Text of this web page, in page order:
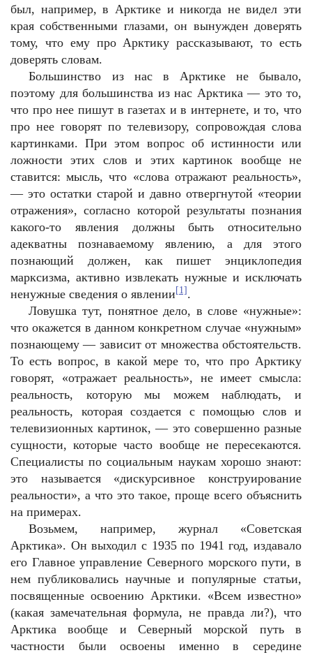
был, например, в Арктике и никогда не видел эти
края собственными глазами, он вынужден доверять
тому, что ему про Арктику рассказывают, то есть
доверять словам.
Большинство из нас в Арктике не бывало,
поэтому для большинства из нас Арктика — это то,
что про нее пишут в газетах и в интернете, и то, что
про нее говорят по телевизору, сопровождая слова
картинками. При этом вопрос об истинности или
ложности этих слов и этих картинок вообще не
ставится: мысль, что «слова отражают реальность»,
— это остатки старой и давно отвергнутой «теории
отражения», согласно которой результаты познания
какого-то явления должны быть относительно
адекватны познаваемому явлению, а для этого
познающий должен, как пишет энциклопедия
марксизма, активно извлекать нужные и исключать
ненужные сведения о явлении [1] .
Ловушка тут, понятное дело, в слове «нужные»:
что окажется в данном конкретном случае «нужным»
познающему — зависит от множества обстоятельств.
То есть вопрос, в какой мере то, что про Арктику
говорят, «отражает реальность», не имеет смысла:
реальность, которую мы можем наблюдать, и
реальность, которая создается с помощью слов и
телевизионных картинок, — это совершенно разные
сущности, которые часто вообще не пересекаются.
Специалисты по социальным наукам хорошо знают:
это называется «дискурсивное конструирование
реальности», а что это такое, проще всего объяснить
на примерах.
Возьмем, например, журнал «Советская
Арктика». Он выходил с 1935 по 1941 год, издавало
его Главное управление Северного морского пути, в
нем публиковались научные и популярные статьи,
посвященные освоению Арктики. «Всем известно»
(какая замечательная формула, не правда ли?), что
Арктика вообще и Северный морской путь в
частности были освоены именно в середине